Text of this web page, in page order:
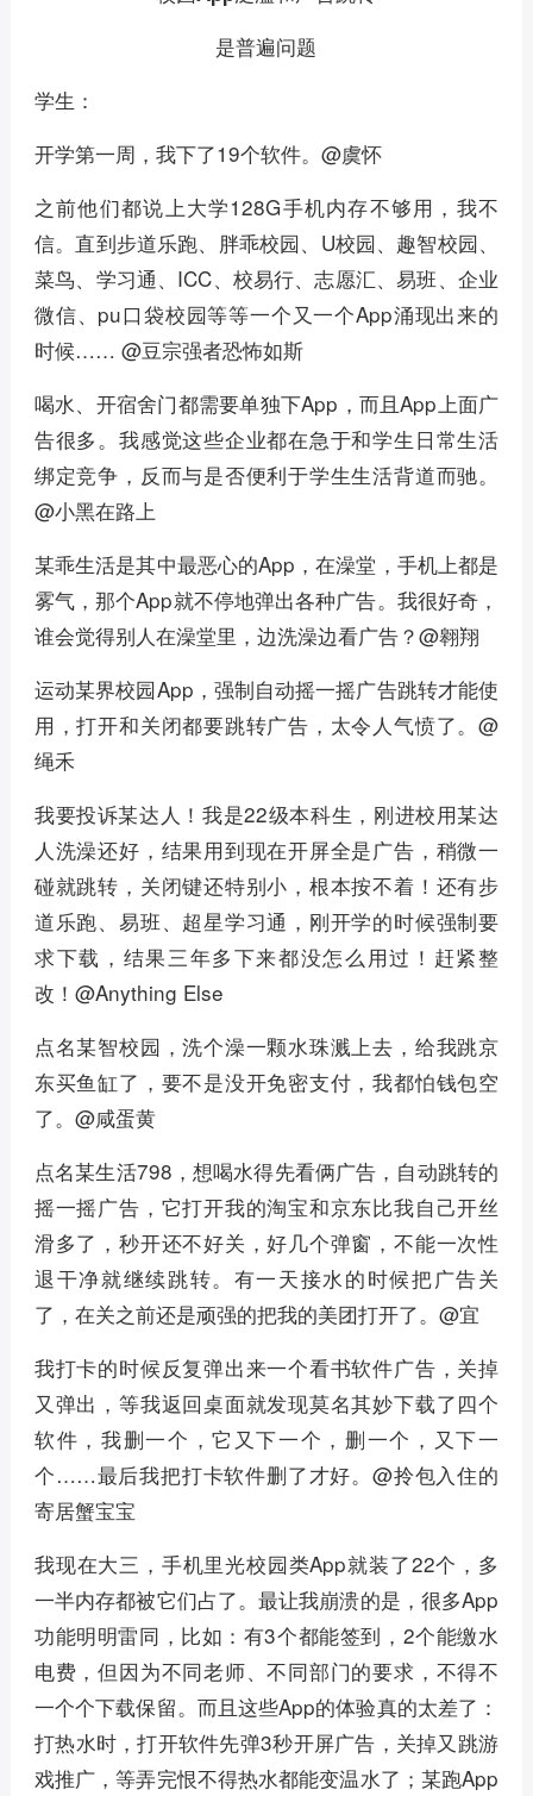
是普遍问题
学生：
开学第一周，我下了19个软件。@虞怀
之前他们都说上大学128G手机内存不够用，我不
信。直到步道乐跑、胖乖校园、U校园、趣智校园、
菜鸟、学习通、ICC、校易行、志愿汇、易班、企业
微信、pu口袋校园等等一个又一个App涌现出来的
时候…… @豆宗强者恐怖如斯
喝水、开宿舍门都需要单独下App，而且App上面广
告很多。我感觉这些企业都在急于和学生日常生活
绑定竞争，反而与是否便利于学生生活背道而驰。
@小黑在路上
某乖生活是其中最恶心的App，在澡堂，手机上都是
雾气，那个App就不停地弹出各种广告。我很好奇，
谁会觉得别人在澡堂里，边洗澡边看广告？@翱翔
运动某界校园App，强制自动摇一摇广告跳转才能使
用，打开和关闭都要跳转广告，太令人气愤了。@
绳禾
我要投诉某达人！我是22级本科生，刚进校用某达
人洗澡还好，结果用到现在开屏全是广告，稍微一
碰就跳转，关闭键还特别小，根本按不着！还有步
道乐跑、易班、超星学习通，刚开学的时候强制要
求下载，结果三年多下来都没怎么用过！赶紧整
改！@Anything Else
点名某智校园，洗个澡一颗水珠溅上去，给我跳京
东买鱼缸了，要不是没开免密支付，我都怕钱包空
了。@咸蛋黄
点名某生活798，想喝水得先看俩广告，自动跳转的
摇一摇广告，它打开我的淘宝和京东比我自己开丝
滑多了，秒开还不好关，好几个弹窗，不能一次性
退干净就继续跳转。有一天接水的时候把广告关
了，在关之前还是顽强的把我的美团打开了。@宜
我打卡的时候反复弹出来一个看书软件广告，关掉
又弹出，等我返回桌面就发现莫名其妙下载了四个
软件，我删一个，它又下一个，删一个，又下一
个……最后我把打卡软件删了才好。@拎包入住的
寄居蟹宝宝
我现在大三，手机里光校园类App就装了22个，多
一半内存都被它们占了。最让我崩溃的是，很多App
功能明明雷同，比如：有3个都能签到，2个能缴水
电费，但因为不同老师、不同部门的要求，不得不
一个个下载保留。而且这些App的体验真的太差了：
打热水时，打开软件先弹3秒开屏广告，关掉又跳游
戏推广，等弄完恨不得热水都能变温水了；某跑App